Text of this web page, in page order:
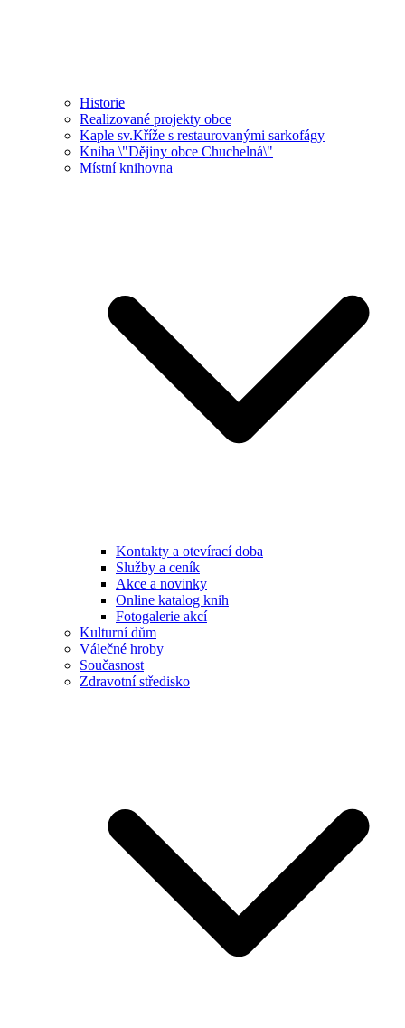
Historie
Realizované projekty obce
Kaple sv.Kříže s restaurovanými sarkofágy
Kniha \"Dějiny obce Chuchelná\"
Místní knihovna
Kontakty a otevírací doba
Služby a ceník
Akce a novinky
Online katalog knih
Fotogalerie akcí
Kulturní dům
Válečné hroby
Současnost
Zdravotní středisko